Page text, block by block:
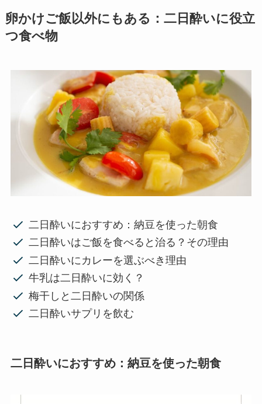
卵かけご飯以外にもある：二日酔いに役立
つ食べ物
二日酔いにおすすめ：納豆を使った朝食
二日酔いはご飯を食べると治る？その理由
二日酔いにカレーを選ぶべき理由
牛乳は二日酔いに効く？
梅干しと二日酔いの関係
二日酔いサプリを飲む
二日酔いにおすすめ：納豆を使った朝食